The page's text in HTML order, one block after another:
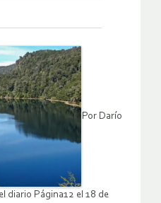
Por Darío
diario Página12 el 18 de